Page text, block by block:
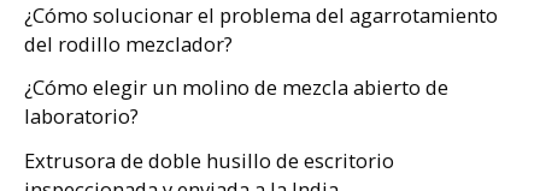
¿Cómo solucionar el problema del agarrotamiento
del rodillo mezclador?
¿Cómo elegir un molino de mezcla abierto de
laboratorio?
Extrusora de doble husillo de escritorio